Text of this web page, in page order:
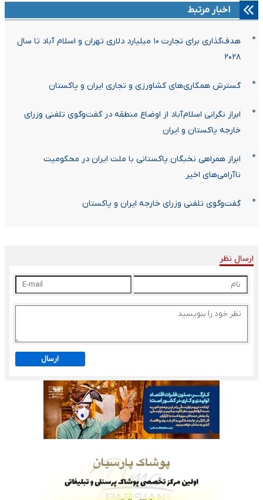
اخبار مرتبط
هدف‌گذاری برای تجارت ۱۰ میلیارد دلاری تهران و اسلام آباد تا سال
۲۰۲۸
گسترش همکاری‌های کشاورزی و تجاری ایران و پاکستان
ابراز نگرانی اسلام‌آباد از اوضاع منطقه در گفت‌وگوی تلفنی وزرای
خارجه پاکستان و ایران
ابراز همراهی نخبگان پاکستانی با ملت ایران در محکومیت
ناآرامی‌های اخیر
گفت‌وگوی تلفنی وزرای خارجه ایران و پاکستان
ارسال نظر
ارسال